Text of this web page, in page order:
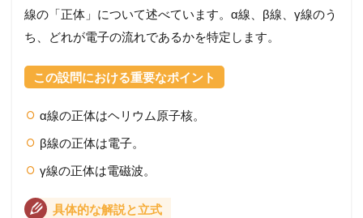
線の「正体」について述べています。α線、β線、γ線のう
ち、どれが電子の流れであるかを特定します。
この設問における重要なポイント
α線の正体はヘリウム原子核。
β線の正体は電子。
γ線の正体は電磁波。
具体的な解説と立式